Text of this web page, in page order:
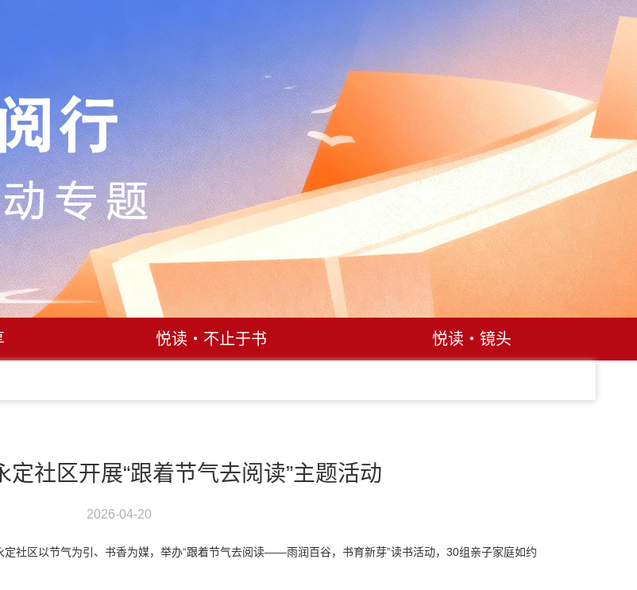
悦读・不止于书 悦读・镜头
定社区开展“跟着节气去阅读”主题活动
2026-04-20
社区以节气为引、书香为媒，举办“跟着节气去阅读——雨润百谷，书育新芽”读书活动，30组亲子家庭如约